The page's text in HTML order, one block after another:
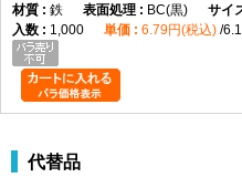
鉄
BC(黒)
1,000
6.79円(税込)
代替品